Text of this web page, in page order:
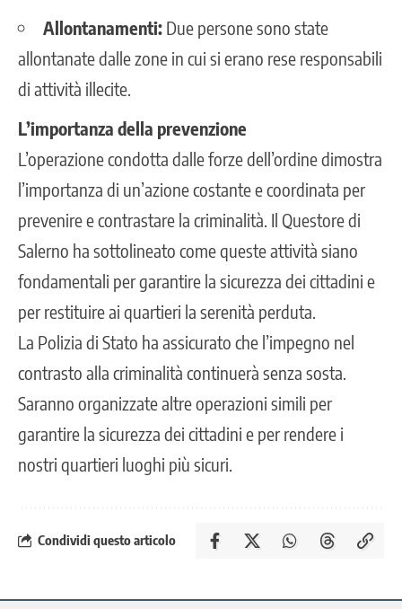
Allontanamenti: Due persone sono state
allontanate dalle zone in cui si erano rese responsabili
di attività illecite.
L’importanza della prevenzione
L’operazione condotta dalle forze dell’ordine dimostra
l’importanza di un’azione costante e coordinata per
prevenire e contrastare la criminalità. Il Questore di
Salerno ha sottolineato come queste attività siano
fondamentali per garantire la sicurezza dei cittadini e
per restituire ai quartieri la serenità perduta.
La Polizia di Stato ha assicurato che l’impegno nel
contrasto alla criminalità continuerà senza sosta.
Saranno organizzate altre operazioni simili per
garantire la sicurezza dei cittadini e per rendere i
nostri quartieri luoghi più sicuri.
Condividi questo articolo